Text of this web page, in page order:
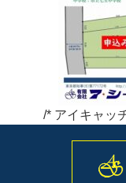
/* アイキャッ